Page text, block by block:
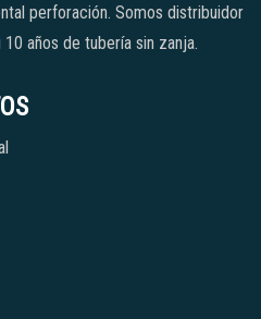
perforación. Somos distribuidor
años de tubería sin zanja.